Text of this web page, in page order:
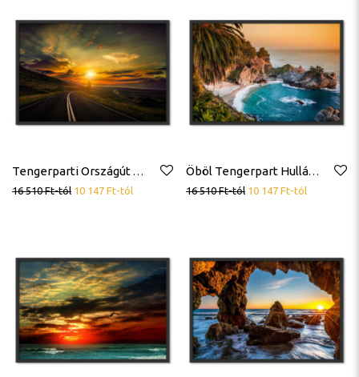
Tengerparti Országút Naplemente Poszter
16 510Ft-tól 10 147 Ft-tól
Öböl Tengerpart Hullámok Pálma Poszter
16 510Ft-tól 10 147 Ft-tól